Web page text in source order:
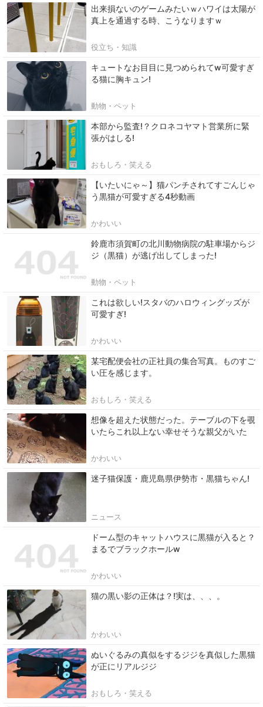
出来損ないのゲームみたいｗハワイは太陽が
真上を通過する時、こうなりますｗ
役立ち・知識
キュートなお目目に見つめられてw可愛すぎ
る猫に胸キュン!
動物・ペット
本部から監査!？クロネコヤマト営業所に緊
張がはしる!
おもしろ・笑える
【いたいにゃ～】猫パンチされてすごんじゃ
う黒猫が可愛すぎる4秒動画
かわいい
鈴鹿市須賀町の北川動物病院の駐車場からジ
ジ（黒猫）が逃げ出してしまった!
動物・ペット
これは欲しい!スタバのハロウィングッズが
可愛すぎ!
かわいい
某宅配便会社の正社員の集合写真。ものすご
い圧を感じます。
おもしろ・笑える
想像を超えた状態だった。テーブルの下を覗
いたらこれ以上ない幸せそうな親父がいた
かわいい
迷子猫保護・鹿児島県伊勢市・黒猫ちゃん!
ニュース
ドーム型のキャットハウスに黒猫が入ると？
まるでブラックホールw
かわいい
猫の黒い影の正体は？!実は、、、。
かわいい
ぬいぐるみの真似をするジジを真似した黒猫
が正にリアルジジ
おもしろ・笑える